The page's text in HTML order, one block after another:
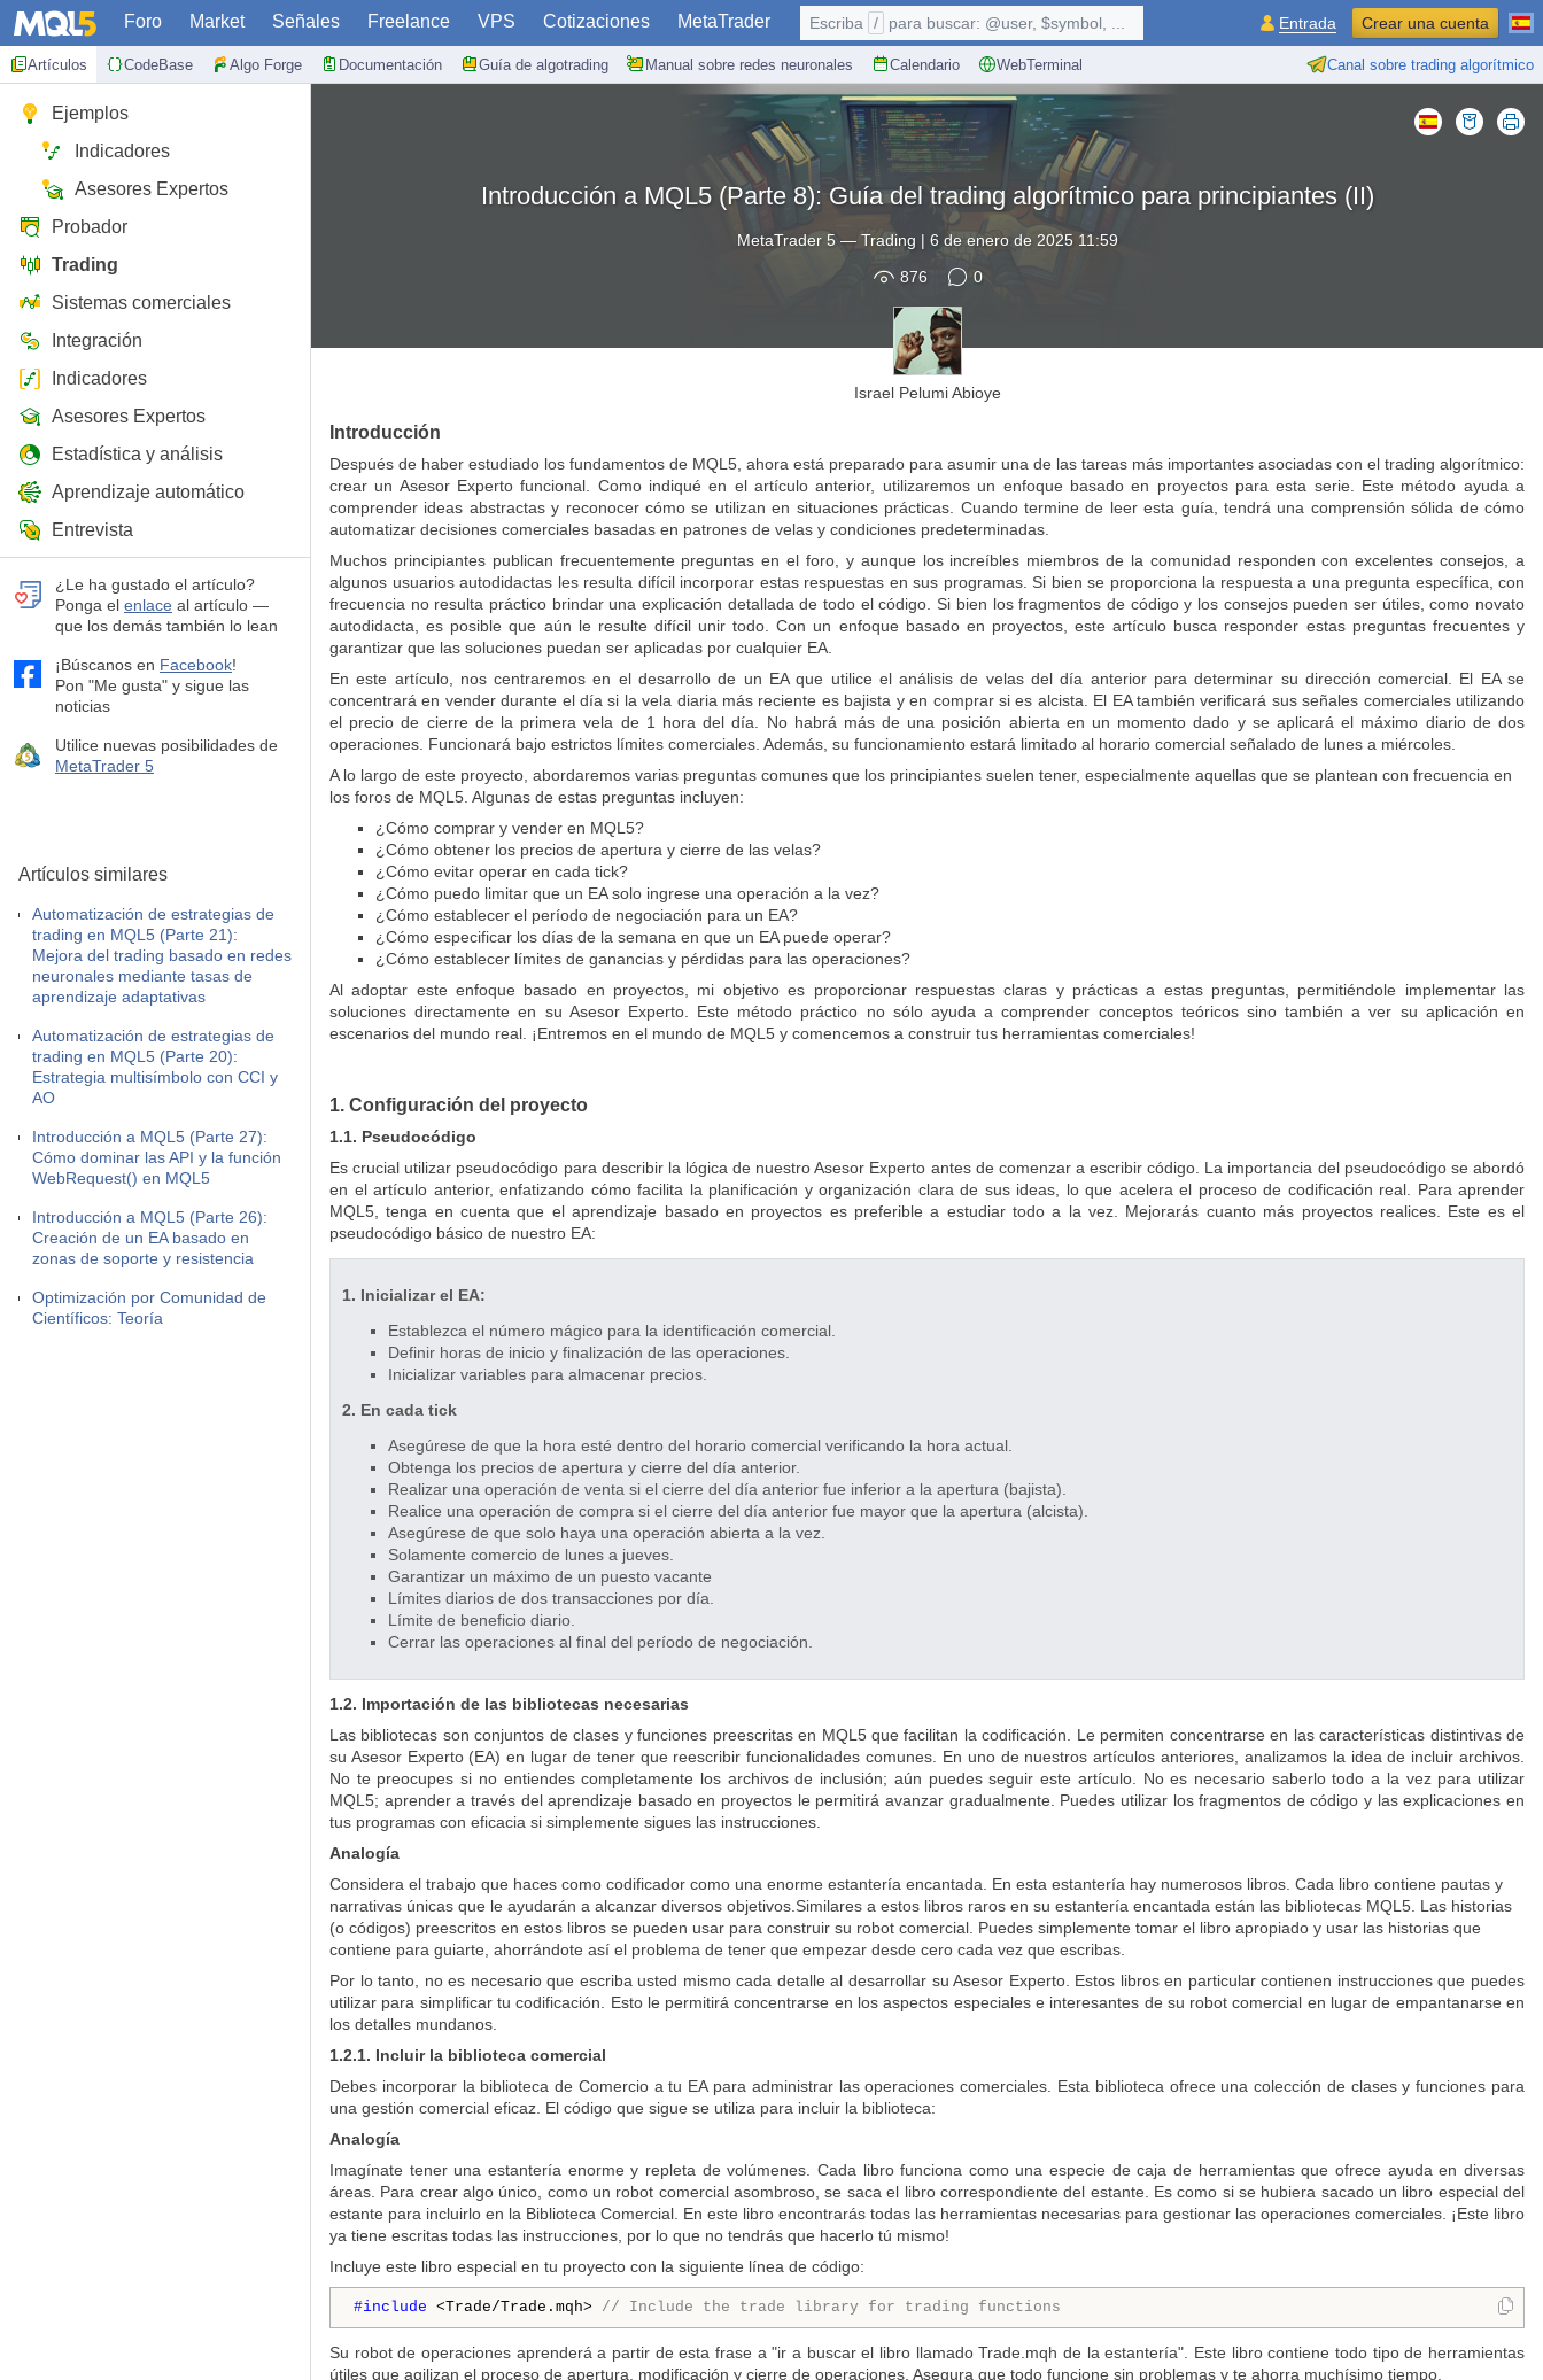
Foro Market Señales Freelance VPS Cotizaciones MetaTrader
Artículos CodeBase Algo Forge Documentación Guía de algotrading Manual sobre redes neuronales Calendario WebTerminal Canal sobre trading algorítmico
Escriba / para buscar: @user, $symbol, ... Entrada Crear una cuenta
Ejemplos
Indicadores
Asesores Expertos
Probador
Trading
Sistemas comerciales
Integración
Indicadores
Asesores Expertos
Estadística y análisis
Aprendizaje automático
Entrevista
¿Le ha gustado el artículo?
Ponga el enlace al artículo —
que los demás también lo lean
¡Búscanos en Facebook!
Pon "Me gusta" y sigue las
noticias
Utilice nuevas posibilidades de
MetaTrader 5
Artículos similares
Automatización de estrategias de
trading en MQL5 (Parte 21):
Mejora del trading basado en redes
neuronales mediante tasas de
aprendizaje adaptativas
Automatización de estrategias de
trading en MQL5 (Parte 20):
Estrategia multisímbolo con CCI y
AO
Introducción a MQL5 (Parte 27):
Cómo dominar las API y la función
WebRequest() en MQL5
Introducción a MQL5 (Parte 26):
Creación de un EA basado en
zonas de soporte y resistencia
Optimización por Comunidad de
Científicos: Teoría
Introducción a MQL5 (Parte 8): Guía del trading algorítmico para principiantes (II)
MetaTrader 5— Trading | 6 de enero de 2025 11:59
876
0
Israel Pelumi Abioye
Introducción
Después de haber estudiado los fundamentos de MQL5, ahora está preparado para asumir una de las tareas más importantes asociadas con el trading algorítmico:
crear un Asesor Experto funcional. Como indiqué en el artículo anterior, utilizaremos un enfoque basado en proyectos para esta serie. Este método ayuda a
comprender ideas abstractas y reconocer cómo se utilizan en situaciones prácticas. Cuando termine de leer esta guía, tendrá una comprensión sólida de cómo
automatizar decisiones comerciales basadas en patrones de velas y condiciones predeterminadas.
Muchos principiantes publican frecuentemente preguntas en el foro, y aunque los increíbles miembros de la comunidad responden con excelentes consejos, a
algunos usuarios autodidactas les resulta difícil incorporar estas respuestas en sus programas. Si bien se proporciona la respuesta a una pregunta específica, con
frecuencia no resulta práctico brindar una explicación detallada de todo el código. Si bien los fragmentos de código y los consejos pueden ser útiles, como novato
autodidacta, es posible que aún le resulte difícil unir todo. Con un enfoque basado en proyectos, este artículo busca responder estas preguntas frecuentes y
garantizar que las soluciones puedan ser aplicadas por cualquier EA.
En este artículo, nos centraremos en el desarrollo de un EA que utilice el análisis de velas del día anterior para determinar su dirección comercial. El EA se
concentrará en vender durante el día si la vela diaria más reciente es bajista y en comprar si es alcista. El EA también verificará sus señales comerciales utilizando
el precio de cierre de la primera vela de 1 hora del día. No habrá más de una posición abierta en un momento dado y se aplicará el máximo diario de dos
operaciones. Funcionará bajo estrictos límites comerciales. Además, su funcionamiento estará limitado al horario comercial señalado de lunes a miércoles.
A lo largo de este proyecto, abordaremos varias preguntas comunes que los principiantes suelen tener, especialmente aquellas que se plantean con frecuencia en
los foros de MQL5. Algunas de estas preguntas incluyen:
¿Cómo comprar y vender en MQL5?
¿Cómo obtener los precios de apertura y cierre de las velas?
¿Cómo evitar operar en cada tick?
¿Cómo puedo limitar que un EA solo ingrese una operación a la vez?
¿Cómo establecer el período de negociación para un EA?
¿Cómo especificar los días de la semana en que un EA puede operar?
¿Cómo establecer límites de ganancias y pérdidas para las operaciones?
Al adoptar este enfoque basado en proyectos, mi objetivo es proporcionar respuestas claras y prácticas a estas preguntas, permitiéndole implementar las
soluciones directamente en su Asesor Experto. Este método práctico no sólo ayuda a comprender conceptos teóricos sino también a ver su aplicación en
escenarios del mundo real. ¡Entremos en el mundo de MQL5 y comencemos a construir tus herramientas comerciales!
1. Configuración del proyecto
1.1. Pseudocódigo
Es crucial utilizar pseudocódigo para describir la lógica de nuestro Asesor Experto antes de comenzar a escribir código. La importancia del pseudocódigo se abordó
en el artículo anterior, enfatizando cómo facilita la planificación y organización clara de sus ideas, lo que acelera el proceso de codificación real. Para aprender
MQL5, tenga en cuenta que el aprendizaje basado en proyectos es preferible a estudiar todo a la vez. Mejorarás cuanto más proyectos realices. Este es el
pseudocódigo básico de nuestro EA:
1. Inicializar el EA:
Establezca el número mágico para la identificación comercial.
Definir horas de inicio y finalización de las operaciones.
Inicializar variables para almacenar precios.
2. En cada tick
Asegúrese de que la hora esté dentro del horario comercial verificando la hora actual.
Obtenga los precios de apertura y cierre del día anterior.
Realizar una operación de venta si el cierre del día anterior fue inferior a la apertura (bajista).
Realice una operación de compra si el cierre del día anterior fue mayor que la apertura (alcista).
Asegúrese de que solo haya una operación abierta a la vez.
Solamente comercio de lunes a jueves.
Garantizar un máximo de un puesto vacante
Límites diarios de dos transacciones por día.
Límite de beneficio diario.
Cerrar las operaciones al final del período de negociación.
1.2. Importación de las bibliotecas necesarias
Las bibliotecas son conjuntos de clases y funciones preescritas en MQL5 que facilitan la codificación. Le permiten concentrarse en las características distintivas de
su Asesor Experto (EA) en lugar de tener que reescribir funcionalidades comunes. En uno de nuestros artículos anteriores, analizamos la idea de incluir archivos.
No te preocupes si no entiendes completamente los archivos de inclusión; aún puedes seguir este artículo. No es necesario saberlo todo a la vez para utilizar
MQL5; aprender a través del aprendizaje basado en proyectos le permitirá avanzar gradualmente. Puedes utilizar los fragmentos de código y las explicaciones en
tus programas con eficacia si simplemente sigues las instrucciones.
Analogía
Considera el trabajo que haces como codificador como una enorme estantería encantada. En esta estantería hay numerosos libros. Cada libro contiene pautas y
narrativas únicas que le ayudarán a alcanzar diversos objetivos. Similares a estos libros raros en su estantería encantada están las bibliotecas MQL5. Las historias
(o códigos) preescritos en estos libros se pueden usar para construir su robot comercial. Puedes simplemente tomar el libro apropiado y usar las historias que
contiene para guiarte, ahorrándote así el problema de tener que empezar desde cero cada vez que escribas.
Por lo tanto, no es necesario que escriba usted mismo cada detalle al desarrollar su Asesor Experto. Estos libros en particular contienen instrucciones que puedes
utilizar para simplificar tu codificación. Esto le permitirá concentrarse en los aspectos especiales e interesantes de su robot comercial en lugar de empantanarse en
los detalles mundanos.
1.2.1. Incluir la biblioteca comercial
Debes incorporar la biblioteca de Comercio a tu EA para administrar las operaciones comerciales. Esta biblioteca ofrece una colección de clases y funciones para
una gestión comercial eficaz. El código que sigue se utiliza para incluir la biblioteca:
Analogía
Imagínate tener una estantería enorme y repleta de volúmenes. Cada libro funciona como una especie de caja de herramientas que ofrece ayuda en diversas
áreas. Para crear algo único, como un robot comercial asombroso, se saca el libro correspondiente del estante. Es como si se hubiera sacado un libro especial del
estante para incluirlo en la Biblioteca Comercial. En este libro encontrarás todas las herramientas necesarias para gestionar las operaciones comerciales. ¡Este libro
ya tiene escritas todas las instrucciones, por lo que no tendrás que hacerlo tú mismo!
Incluye este libro especial en tu proyecto con la siguiente línea de código:
#include <Trade/Trade.mqh> // Include the trade library for trading functions
Su robot de operaciones aprenderá a partir de esta frase a "ir a buscar el libro llamado Trade.mqh de la estantería". Este libro contiene todo tipo de herramientas
útiles que agilizan el proceso de apertura, modificación y cierre de operaciones. Asegura que todo funcione sin problemas y te ahorra muchísimo tiempo.